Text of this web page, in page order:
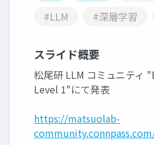
#LLM
#深層学習
スライド概要
松尾研 LLM コミュニティ
Level 1"にて発表
https://matsuolab-